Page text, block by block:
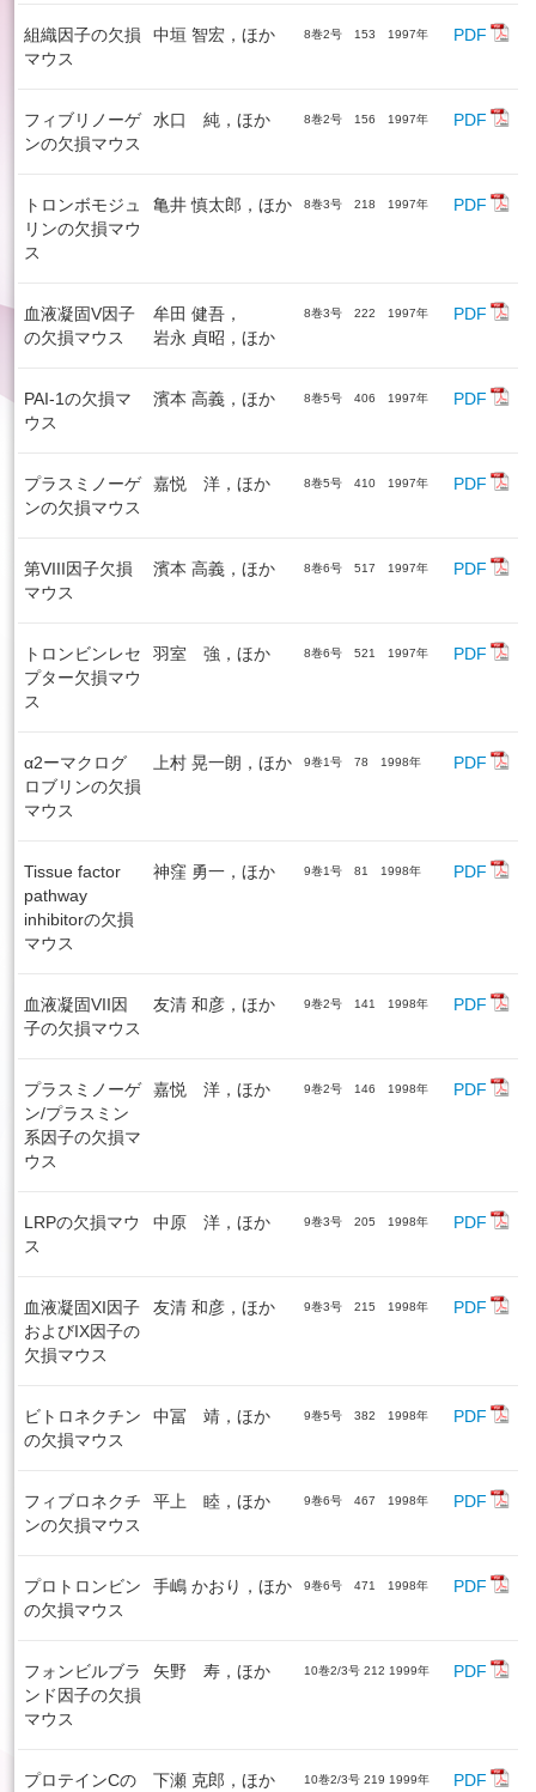
組織因子の欠損
マウス
中垣 智宏，ほか 8巻2号 153 1997年 PDF
フィブリノーゲ
ンの欠損マウス
水口 純，ほか 8巻2号 156 1997年 PDF
トロンボモジュ
リンの欠損マウ
ス
亀井 慎太郎，ほか 8巻3号 218 1997年 PDF
血液凝固V因子
の欠損マウス
牟田 健吾，
岩永 貞昭，ほか
8巻3号 222 1997年 PDF
PAI-1の欠損マ
ウス
濱本 高義，ほか 8巻5号 406 1997年 PDF
プラスミノーゲ
ンの欠損マウス
嘉悦 洋，ほか 8巻5号 410 1997年 PDF
第VIII因子欠損
マウス
濱本 高義，ほか 8巻6号 517 1997年 PDF
トロンビンレセ
プター欠損マウ
ス
羽室 強，ほか 8巻6号 521 1997年 PDF
α2ーマクログ
ロブリンの欠損
マウス
上村 晃一朗，ほか 9巻1号 78 1998年 PDF
Tissue factor
pathway
inhibitorの欠損
マウス
神窪 勇一，ほか 9巻1号 81 1998年 PDF
血液凝固VII因
子の欠損マウス
友清 和彦，ほか 9巻2号 141 1998年 PDF
プラスミノーゲ
ン/プラスミン
系因子の欠損マ
ウス
嘉悦 洋，ほか 9巻2号 146 1998年 PDF
LRPの欠損マウ
ス
中原 洋，ほか 9巻3号 205 1998年 PDF
血液凝固XI因子
およびIX因子の
欠損マウス
友清 和彦，ほか 9巻3号 215 1998年 PDF
ビトロネクチン
の欠損マウス
中冨 靖，ほか 9巻5号 382 1998年 PDF
フィブロネクチ
ンの欠損マウス
平上 睦，ほか 9巻6号 467 1998年 PDF
プロトロンビン
の欠損マウス
手嶋 かおり，ほか 9巻6号 471 1998年 PDF
フォンビルブラ
ンド因子の欠損
マウス
矢野 寿，ほか 10巻2/3号 212 1999年 PDF
プロテインCの
下瀬 克郎，ほか 10巻2/3号 219 1999年 PDF